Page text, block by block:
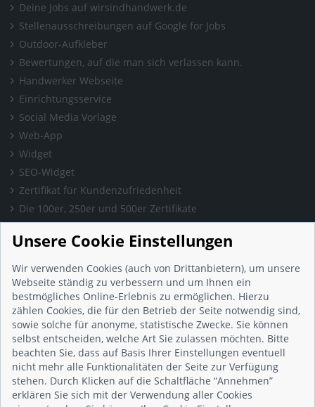
Deine Jobs auf wirsindhandwerk.de
Stellenausschreibungen auf Google for Jobs
Outdoor-Aufkleber
Bewertungen, auf die man sich verlassen kann.
Handwerker Webseite
Einrichtungsservice
Social Media Vorlage
Web-App
Widget
SEO-Widget
Zertifikat für Kundenzufriedenheit
Die 100er, 250er und 500er Zertifikate
Presse & Wissen
Presse und Informationen
Blog
Häufig gestellte Fragen (FAQ)
Studie: Digitalisierungsbarometer
Initiative gegen Fake-Bewertungen
Kunden Informationen
Beratungsgespräch vereinbaren
Impressum
Datenschutz
Unsere Cookie Einstellungen
Wir verwenden Cookies (auch von Drittanbietern), um unsere
Webseite ständig zu verbessern und um Ihnen ein
bestmögliches Online-Erlebnis zu ermöglichen. Hierzu
zählen Cookies, die für den Betrieb der Seite notwendig sind,
sowie solche für anonyme, statistische Zwecke. Sie können
selbst entscheiden, welche Art Sie zulassen möchten. Bitte
beachten Sie, dass auf Basis Ihrer Einstellungen eventuell
nicht mehr alle Funktionalitäten der Seite zur Verfügung
stehen. Durch Klicken auf die Schaltfläche “Annehmen”
erklären Sie sich mit der Verwendung aller Cookies